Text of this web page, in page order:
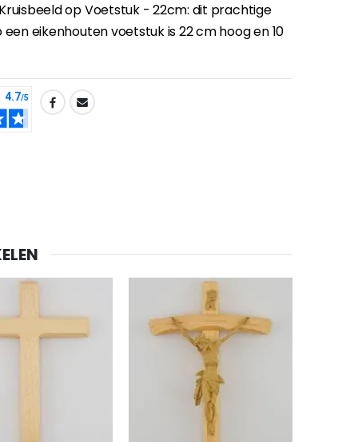
-20%
op Voetstuk - 22cm: dit prachtige
eikenhouten voetstuk is 22 cm hoog en 10